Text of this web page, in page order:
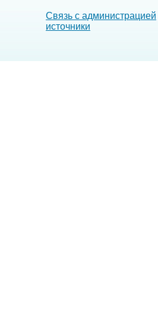
Связь с администрацией
источники